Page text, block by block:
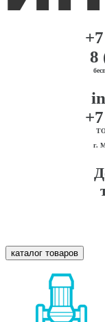
8
г.
каталог товаров